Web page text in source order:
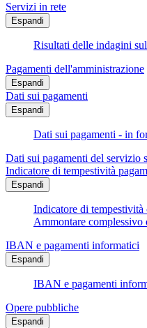
Servizi in rete
Espandi
Risultati delle indagini
Pagamenti dell'amministrazione
Espandi
Dati sui pagamenti
Espandi
Dati sui pagamenti - in
Dati sui pagamenti del servizio
Indicatore di tempestività
Espandi
Indicatore di tempestività
Ammontare complessivo
IBAN e pagamenti informatici
Espandi
IBAN e pagamenti
Opere pubbliche
Espandi